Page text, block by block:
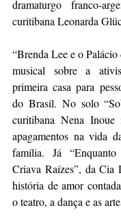
dramaturgo franco-
curitibana Leonarda
“Brenda Lee e o Palácio
musical sobre a
primeira casa para
do Brasil. No solo
curitibana Nena Inoue
apagamentos na vida
família. Já
Criava Raízes”, da Cia
história de amor
o teatro, a dança e as